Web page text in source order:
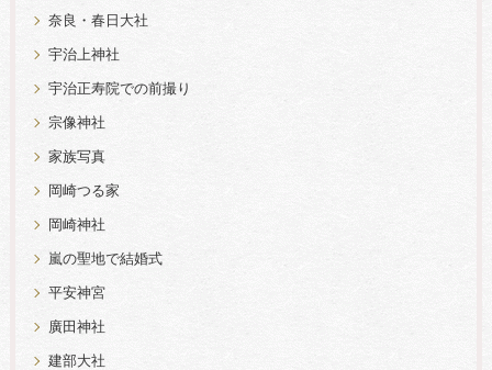
奈良・春日大社
宇治上神社
宇治正寿院での前撮り
宗像神社
家族写真
岡崎つる家
岡崎神社
嵐の聖地で結婚式
平安神宮
廣田神社
建部大社